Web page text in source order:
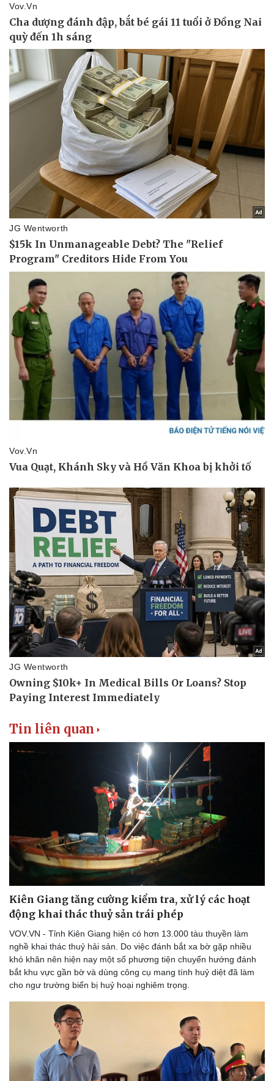
Pháp luật
Vụ án
Tin nóng
Tư vấn luật
Quân sự - Quốc phòng
Vũ khí
Việt Nam
Phân tích
Tin liên quan
Kiên Giang tăng cường kiểm tra, xử lý các hoạt
động khai thác thuỷ sản trái phép
VOV.VN - Tỉnh Kiên Giang hiện có hơn 13.000 tàu thuyền làm
nghề khai thác thuỷ hải sản. Do việc đánh bắt xa bờ gặp nhiều
khó khăn nên hiện nay một số phương tiện chuyển hướng đánh
bắt khu vực gần bờ và dùng công cụ mang tính huỷ diệt đã làm
cho ngư trường biển bị huỷ hoại nghiêm trọng.